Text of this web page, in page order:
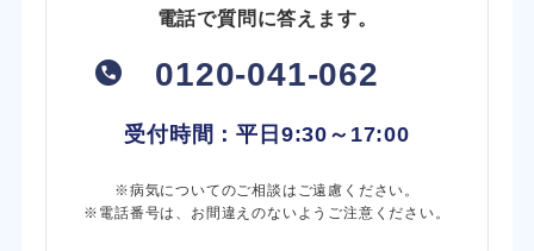
電話で質問に答えます。
0120-041-062
受付時間：平日 9:30～17:00
※病気についてのご相談はご遠慮ください。
※電話番号は、お間違えのないようご注意ください。